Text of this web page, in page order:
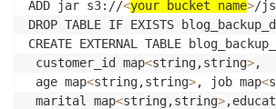
ADD jar s3://<your bucket name>/
DROP TABLE IF EXISTS
CREATE EXTERNAL TABLE
customer_id map<string,string>,
age map<string,string>, job map<
marital map<string,string>